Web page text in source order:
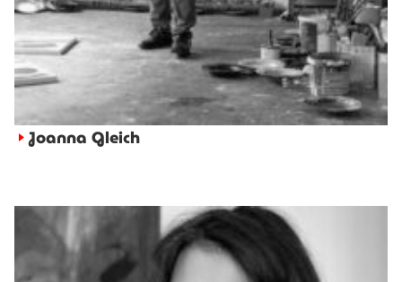
► Joanna Gleich